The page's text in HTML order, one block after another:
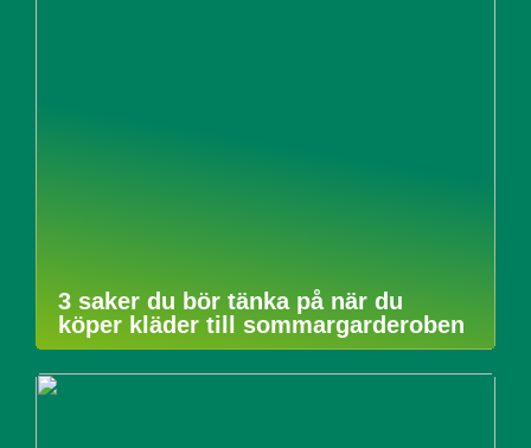
3 saker du bör tänka på när du
köper kläder till sommargarderoben